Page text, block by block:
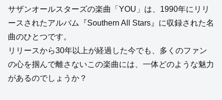
サザンオールスターズの楽曲「YOU」は、1990年にリリ
ースされたアルバム『Southern All Stars』に収録された名
曲のひとつです。
リリースから30年以上が経過した今でも、多くのファン
の心を掴んで離さないこの楽曲には、一体どのような魅力
があるのでしょうか？